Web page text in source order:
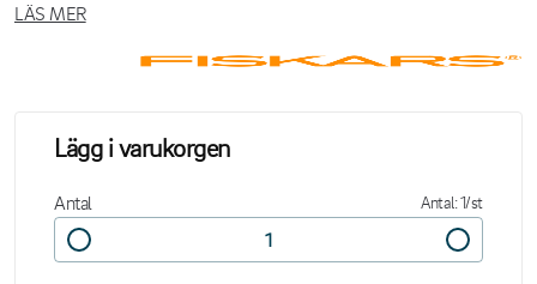
LÄS MER
Lägg i varukorgen
Antal Antal: 1/st